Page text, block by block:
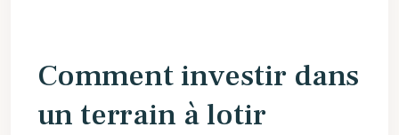
Comment investir dans
un terrain à lotir